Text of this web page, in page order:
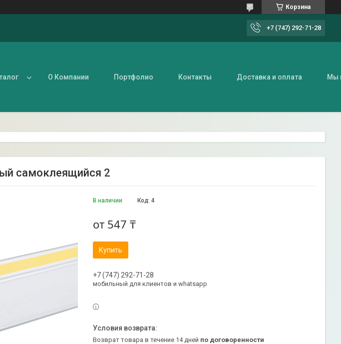
Корзина
+7 (747) 292-71-28
О Компании Портфолио Контакты Доставка и оплата Мы
самоклеящийся 2
В наличии Код: 4
от 547 ₸
Купить
+7 (747) 292-71-28
мобильный для клиентов и whatsapp
возврат товара в течение 14 дней по договоренности